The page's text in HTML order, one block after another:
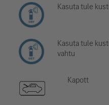
Kasuta tule
Kasuta tule
vahtu
Kapott